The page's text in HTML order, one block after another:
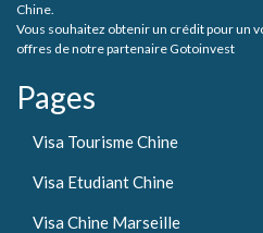
Chine.
Vous souhaitez obtenir un crédit pour un
offres de notre partenaire Gotoinvest
Pages
Visa Tourisme Chine
Visa Etudiant Chine
Visa Chine Marseille